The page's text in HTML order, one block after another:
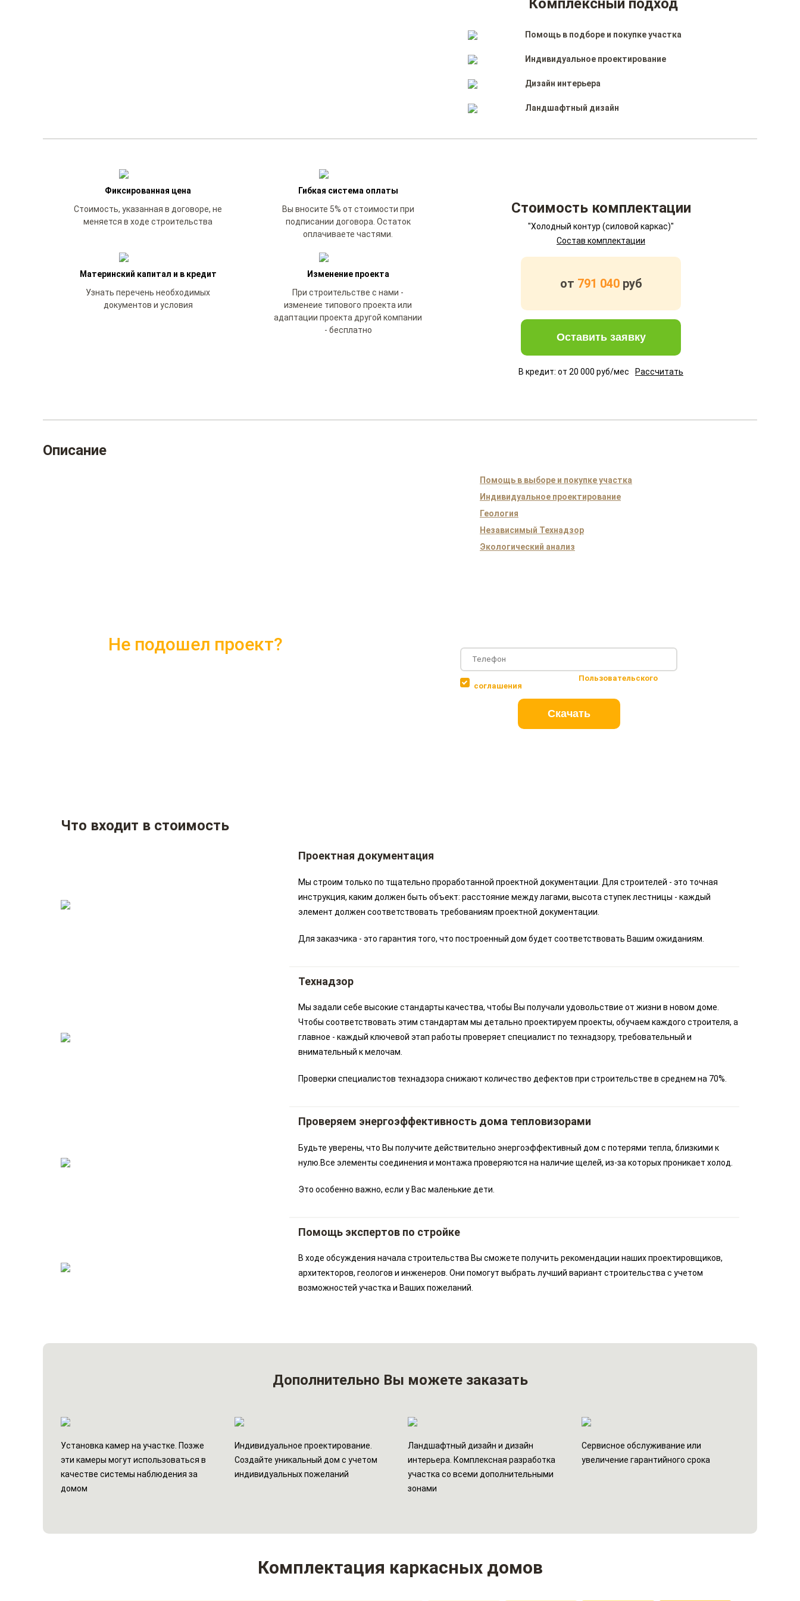
Комплексный подход
Помощь в подборе и покупке участка
Индивидуальное проектирование
Дизайн интерьера
Ландшафтный дизайн
Фиксированная цена
Стоимость, указанная в договоре, не
меняется в ходе строительства
Гибкая система оплаты
Вы вносите 5% от стоимости при
подписании договора. Остаток
оплачиваете частями.
Материнский капитал и в кредит
Узнать перечень необходимых
документов и условия
Изменение проекта
При строительстве с нами -
изменеие типового проекта или
адаптации проекта другой компании
- бесплатно
Стоимость комплектации
"Холодный контур (силовой каркас)"
Состав комплектации
от 791 040 руб
Оставить заявку
В кредит: от 20 000 руб/мес Рассчитать
Описание
Помощь в выборе и покупке участка
Индивидуальное проектирование
Геология
Независимый Технадзор
Экологический анализ
Не подошел проект?
Пользовательского
соглашения
Скачать
Что входит в стоимость
Проектная документация
Мы строим только по тщательно проработанной проектной документации. Для строителей - это точная
инструкция, каким должен быть объект: расстояние между лагами, высота ступек лестницы - каждый
элемент должен соответствовать требованиям проектной документации.
Для заказчика - это гарантия того, что построенный дом будет соответствовать Вашим ожиданиям.
Технадзор
Мы задали себе высокие стандарты качества, чтобы Вы получали удовольствие от жизни в новом доме.
Чтобы соответствовать этим стандартам мы детально проектируем проекты, обучаем каждого строителя, а
главное - каждый ключевой этап работы проверяет специалист по технадзору, требовательный и
внимательный к мелочам.
Проверки специалистов технадзора снижают количество дефектов при строительстве в среднем на 70%.
Проверяем энергоэффективность дома тепловизорами
Будьте уверены, что Вы получите действительно энергоэффективный дом с потерями тепла, близкими к
нулю.Все элементы соединения и монтажа проверяются на наличие щелей, из-за которых проникает холод.
Это особенно важно, если у Вас маленькие дети.
Помощь экспертов по стройке
В ходе обсуждения начала строительства Вы сможете получить рекомендации наших проектировщиков,
архитекторов, геологов и инженеров. Они помогут выбрать лучший вариант строительства с учетом
возможностей участка и Ваших пожеланий.
Дополнительно Вы можете заказать
Установка камер на участке. Позже
эти камеры могут использоваться в
качестве системы наблюдения за
домом
Индивидуальное проектирование.
Создайте уникальный дом с учетом
индивидуальных пожеланий
Ландшафтный дизайн и дизайн
интерьера. Комплексная разработка
участка со всеми дополнительными
зонами
Сервисное обслуживание или
увеличение гарантийного срока
Комплектация каркасных домов